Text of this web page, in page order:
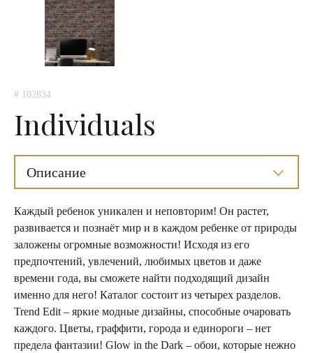
# 102834
Individuals
Описание
Каждый ребенок уникален и неповторим! Он растет,
развивается и познаёт мир и в каждом ребенке от природы
заложены огромные возможности! Исходя из его
предпочтений, увлечений, любимых цветов и даже
времени года, вы сможете найти подходящий дизайн
именно для него! Каталог состоит из четырех разделов.
Trend Edit – яркие модные дизайны, способные очаровать
каждого. Цветы, граффити, города и единороги – нет
предела фантазии! Glow in the Dark – обои, которые нежно